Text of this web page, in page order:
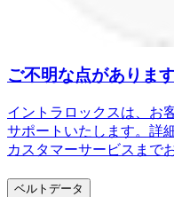
ご不明な点がありま
イントラロックスは、お
サポートいたします。詳
カスタマーサービスまで
ベルトデータ